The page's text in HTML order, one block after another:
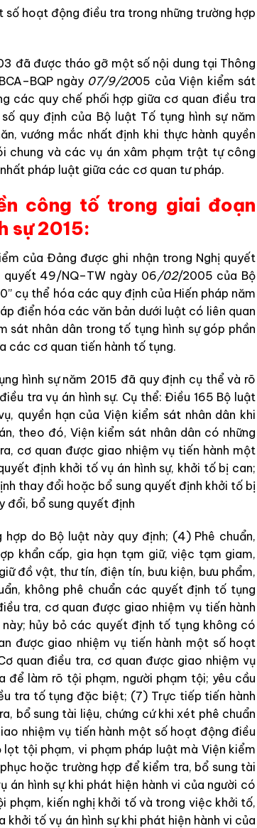
số hoạt động điều tra trong những trường hợp
đã được tháo gỡ một số nội dung tại Thông
BCA–BQP ngày 07/9/2005 củaViện kiểm sát
các quy chế phối hợp giữa cơ quan điều tra
số quy định của Bộ luật Tố tụng hình sự năm
,vướng mắc nhất định khi thực hành quyền
chung và cácvụ ánxâm phạm trật tự công
pháp luật giữa các cơ quan tư pháp.
công tố trong giai đoạn
sự 2015:
củaĐảng được ghi nhận trong Nghị quyết
quyết 49/NQ–TW ngày 06/02/2005 của Bộ
” cụ thể hóa các quy định của Hiến pháp năm
điển hóa các văn bản dưới uật có liên quan
sát nhân dân trong tố tụng hình sự góp phần
các cơ quan tiến hành tố tụng.
hình sựnăm 2015 đã quy định cụ thểvà rõ
điều travụ án hình sự. Cụ thể:Điều 165 Bộ luật
ụ, quyền hạn củaViện kiểm sát nhân dân khi
án, theo đó,Viện kiểm sát nhân dân có những
, cơ quan được giao nhiệmvụ tiến hành một
định khởi tốvụ án hình sự, khởi tố bị can;
thay đổi hoặc bổ sung quyết định khởi tố bị
đổi, bổ sung quyết định
hợp do Bộ luật này quy định; (4) Phê chuẩn,
khẩn cấp, gia hạn tạm giữ,việc tạm giam,
giữ đồ vật, thư tín, điện tín, bưu kiện, bưu phẩm,
ẩn, không phê chuẩn các quyết định tố tụng
tra, cơ quan được giao nhiệm vụ tiến hành
này; hủy bỏ các quyết định tố tụng không có
được giao nhiệmvụ tiến hành một số hoạt
quan điều tra, cơ quan được giao nhiệmvụ
để làm rõ tội phạm, người phạm tội; yêu cầu
tra tố tụng đặc biệt; (7) Trực tiếp tiến hành
, bổ sung tài liệu, chứng cứ khixét phê chuẩn
nhiệmvụ tiến hành một số hoạt động điều
lọt tội phạm, vi phạm pháp luật mà Viện kiểm
phục hoặc trường hợp để kiểm tra, bổ sung tài
án hình sự khi phát hiện hànhvi của người có
phạm, kiến nghị khởi tốvà trong việc khởi tố,
khởi tốvụ án hình sự khi phát hiện hànhvi của